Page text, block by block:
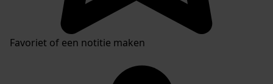
Favoriet of een notitie maken